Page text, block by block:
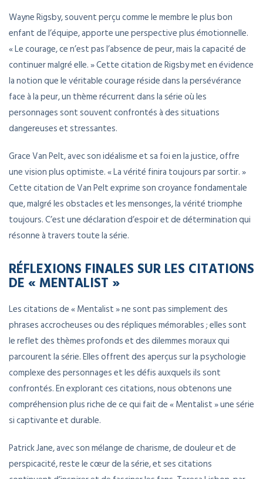
Wayne Rigsby, souvent perçu comme le membre le plus bon
enfant de l’équipe, apporte une perspective plus émotionnelle.
« Le courage, ce n’est pas l’absence de peur, mais la capacité de
continuer malgré elle. » Cette citation de Rigsby met en évidence
la notion que le véritable courage réside dans la persévérance
face à la peur, un thème récurrent dans la série où les
personnages sont souvent confrontés à des situations
dangereuses et stressantes.
Grace Van Pelt, avec son idéalisme et sa foi en la justice, offre
une vision plus optimiste. « La vérité finira toujours par sortir. »
Cette citation de Van Pelt exprime son croyance fondamentale
que, malgré les obstacles et les mensonges, la vérité triomphe
toujours. C’est une déclaration d’espoir et de détermination qui
résonne à travers toute la série.
RÉFLEXIONS FINALES SUR LES CITATIONS
DE « MENTALIST »
Les citations de « Mentalist » ne sont pas simplement des
phrases accrocheuses ou des répliques mémorables ; elles sont
le reflet des thèmes profonds et des dilemmes moraux qui
parcourent la série. Elles offrent des aperçus sur la psychologie
complexe des personnages et les défis auxquels ils sont
confrontés. En explorant ces citations, nous obtenons une
compréhension plus riche de ce qui fait de « Mentalist » une série
si captivante et durable.
Patrick Jane, avec son mélange de charisme, de douleur et de
perspicacité, reste le cœur de la série, et ses citations